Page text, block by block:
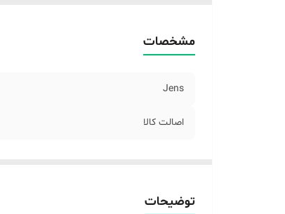
مشخصات
Jens
اصالت کالا
توضیحات